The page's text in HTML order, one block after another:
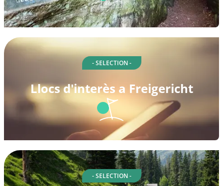
- SELECTION -
Llocs d'interès a Freigericht
- SELECTION -